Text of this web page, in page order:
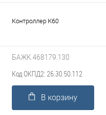
Контроллер К60
БАЖК.468179.130
Код ОКПД2: 26.30.50.112
В корзину